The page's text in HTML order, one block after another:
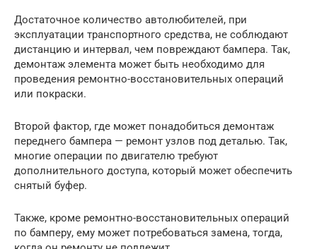
Достаточное количество автолюбителей, при
эксплуатации транспортного средства, не соблюдают
дистанцию и интервал, чем повреждают бампера. Так,
демонтаж элемента может быть необходимо для
проведения ремонтно-восстановительных операций
или покраски.
Второй фактор, где может понадобиться демонтаж
переднего бампера — ремонт узлов под деталью. Так,
многие операции по двигателю требуют
дополнительного доступа, который может обеспечить
снятый буфер.
Также, кроме ремонтно-восстановительных операций
по бамперу, ему может потребоваться замена, тогда,